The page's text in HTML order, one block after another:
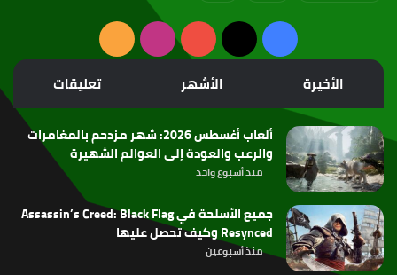
فيسبوك
‫X
‫YouTubeانستقرامملخص
الموقع
RSS
الأخيرة الأشهر تعليقات
ألعاب أغسطس 2026: شهر مزدحم بالمغامرات
والرعب والعودة إلى العوالم الشهيرة
منذ أسبوع واحد
جميع الأسلحة في Assassin’s Creed: Black Flag
Resynced وكيف تحصل عليها
منذ أسبوعين